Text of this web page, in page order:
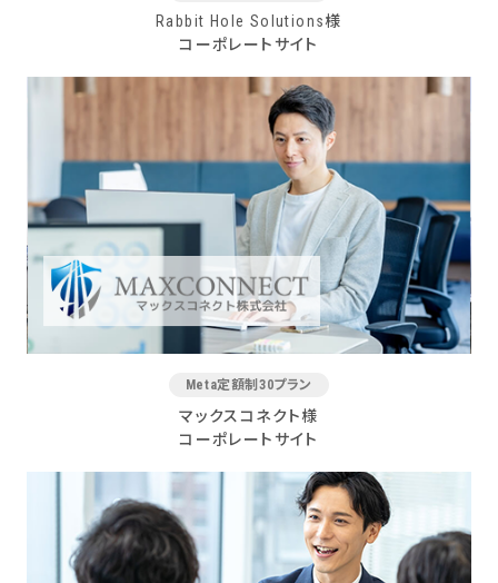
Rabbit Hole Solutions様
コーポレートサイト
Meta定額制30プラン
マックスコネクト様
コーポレートサイト